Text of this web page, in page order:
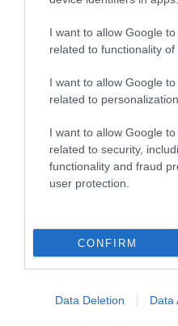
I want to allow Google
related to functionality of
I want to allow Google
related to personalization.
I want to allow Google
related to security,
functionality and fraud
user protection.
CONFIRM
Data Deletion Data
31.07.2026 15:10
Τι είναι η
συμπτώματα που